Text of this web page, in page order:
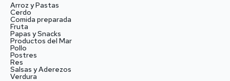
Arroz y Pastas
Cerdo
Comida preparada
Fruta
Papas y Snacks
Productos del Mar
Pollo
Postres
Res
Salsas y Aderezos
Verdura